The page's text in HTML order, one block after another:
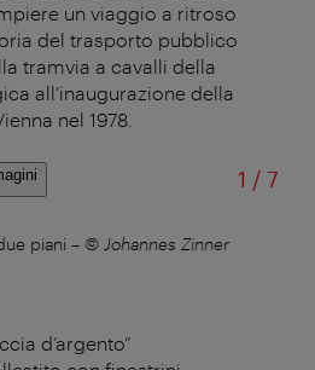
un viaggio a ritroso
del trasporto pubblico
tramvia a cavalli della
all’inaugurazione della
nel 1978.
1 /di
7
piani – © Johannes Zinner
d’argento”